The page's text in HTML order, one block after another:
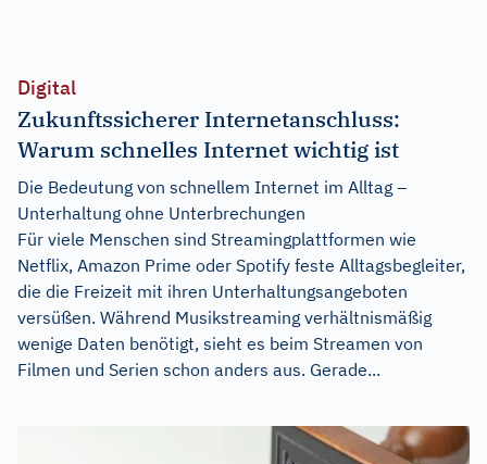
Digital
Zukunftssicherer Internetanschluss:
Warum schnelles Internet wichtig ist
Die Bedeutung von schnellem Internet im Alltag –
Unterhaltung ohne Unterbrechungen
Für viele Menschen sind Streamingplattformen wie
Netflix, Amazon Prime oder Spotify feste Alltagsbegleiter,
die die Freizeit mit ihren Unterhaltungsangeboten
versüßen. Während Musikstreaming verhältnismäßig
wenige Daten benötigt, sieht es beim Streamen von
Filmen und Serien schon anders aus. Gerade...